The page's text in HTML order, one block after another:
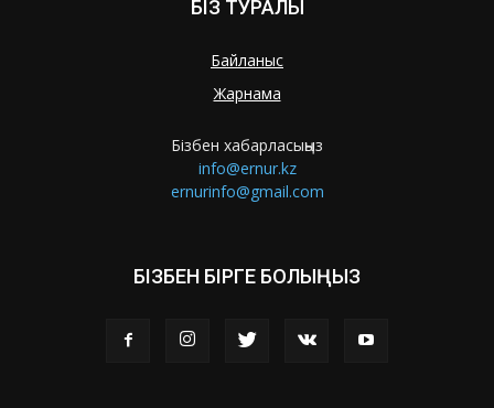
БІЗ ТУРАЛЫ
Байланыс
Жарнама
Бізбен хабарласыңыз
info@ernur.kz
ernurinfo@gmail.com
БІЗБЕН БІРГЕ БОЛЫҢЫЗ